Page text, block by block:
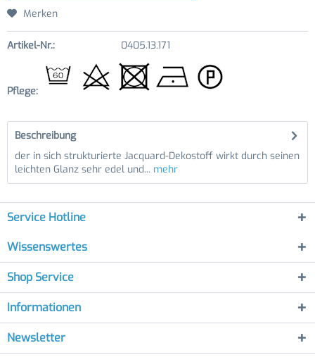
Merken
Artikel-Nr.: 0405.13.171
Pflege:
Beschreibung
der in sich strukturierte Jacquard-Dekostoff wirkt durch seinen
leichten Glanz sehr edel und... mehr
Service Hotline
Wissenswertes
Shop Service
Informationen
Newsletter